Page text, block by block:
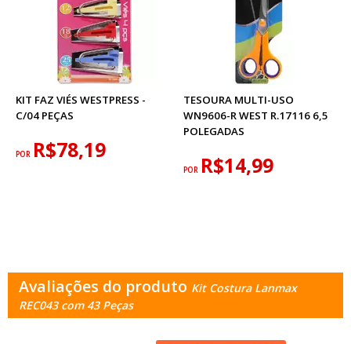
KIT FAZ VIÉS WESTPRESS -
C/04 PEÇAS
POR R$78,19
TESOURA MULTI-USO
WN9606-R WEST R.17116 6,5
POLEGADAS
POR R$14,99
Avaliações do produto Kit Costura Lanmax
REC043 com 43 Peças